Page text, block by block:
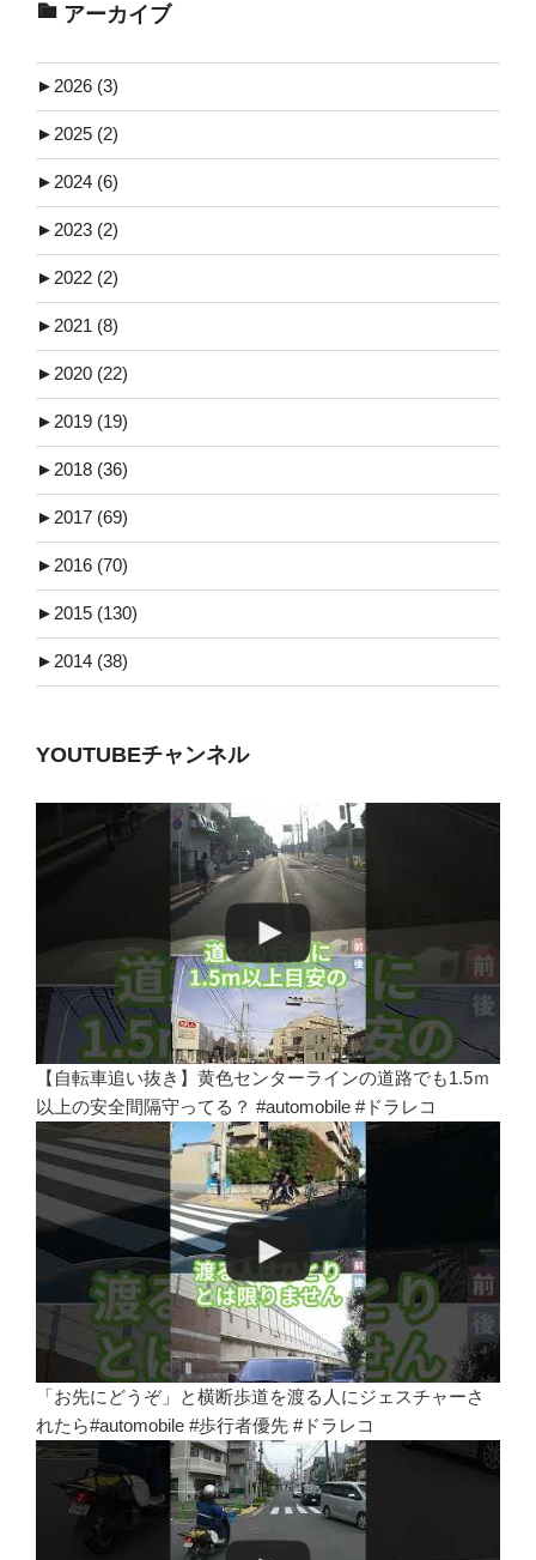
アーカイブ
► 2026 (3)
► 2025 (2)
► 2024 (6)
► 2023 (2)
► 2022 (2)
► 2021 (8)
► 2020 (22)
► 2019 (19)
► 2018 (36)
► 2017 (69)
► 2016 (70)
► 2015 (130)
► 2014 (38)
YOUTUBEチャンネル
【自転車追い抜き】黄色センターラインの道路でも1.5ｍ
以上の安全間隔守ってる？ #automobile #ドラレコ
「お先にどうぞ」と横断歩道を渡る人にジェスチャーさ
れたら#automobile #歩行者優先 #ドラレコ